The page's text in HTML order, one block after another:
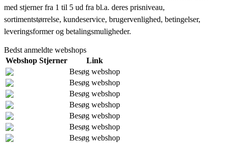
med stjerner fra 1 til 5 ud fra bl.a. deres prisniveau,
sortimentstørrelse, kundeservice, brugervenlighed, betingelser,
leveringsformer og betalingsmuligheder.
Bedst anmeldte webshops
Webshop Stjerner
Link
Besøg webshop
Besøg webshop
Besøg webshop
Besøg webshop
Besøg webshop
Besøg webshop
Besøg webshop